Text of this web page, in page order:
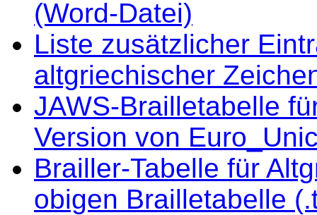
(Word-Datei)
Liste zusätzlicher
altgriechischer
JAWS-Brailletabelle
Version von
Brailler-Tabelle für
obigen Brailletabelle